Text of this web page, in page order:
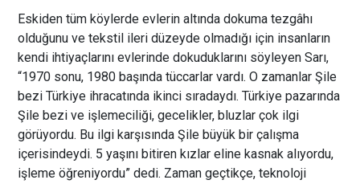
Eskiden tüm köylerde evlerin altında dokuma tezgâhı
olduğunu ve tekstil ileri düzeyde olmadığı için insanların
kendi ihtiyaçlarını evlerinde dokuduklarını söyleyen Sarı,
“1970 sonu, 1980 başında tüccarlar vardı. O zamanlar Şile
bezi Türkiye ihracatında ikinci sıradaydı. Türkiye pazarında
Şile bezi ve işlemeciliği, gecelikler, bluzlar çok ilgi
görüyordu. Bu ilgi karşısında Şile büyük bir çalışma
içerisindeydi. 5 yaşını bitiren kızlar eline kasnak alıyordu,
işleme öğreniyordu” dedi. Zaman geçtikçe, teknoloji